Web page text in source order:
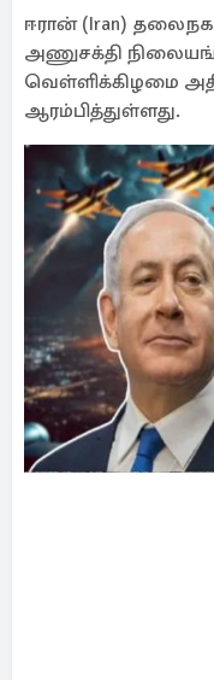
ஈரான் (Iran)
அணுசக்தி
வெள்ளிக்கிழமை
ஆரம்பித்துள்ளது.